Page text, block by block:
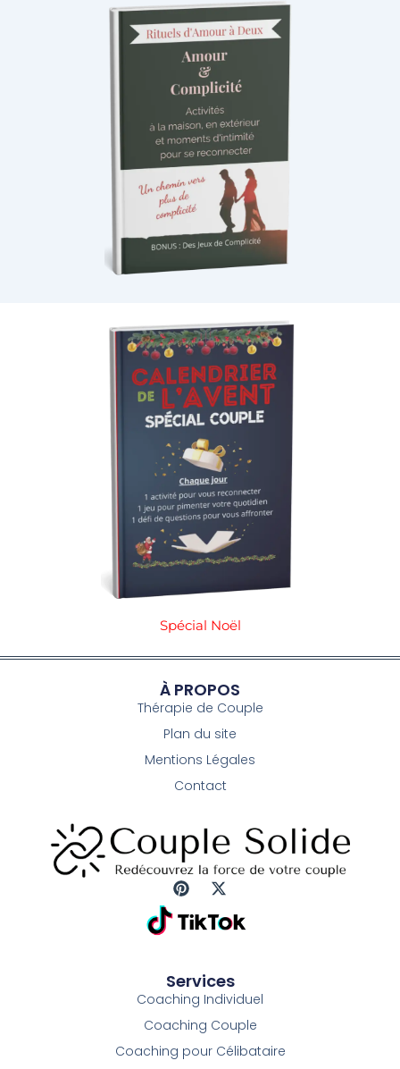
Spécial Noël
P
n
t
e
s
t
X
t
w
t
e
Services
Coaching Individuel
Coaching Couple
Coaching pour Célibataire
À PROPOS
Thérapie de Couple
Plan du site
Mentions Légales
Contact